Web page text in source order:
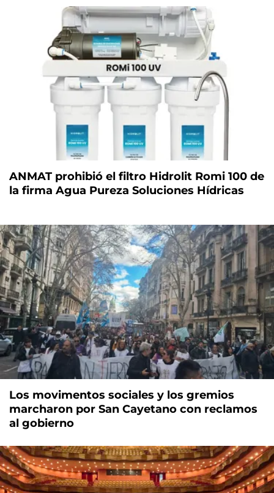
ANMAT prohibió el filtro Hidrolit Romi 100 de
la firma Agua Pureza Soluciones Hídricas
Los movimentos sociales y los gremios
marcharon por San Cayetano con reclamos
al gobierno